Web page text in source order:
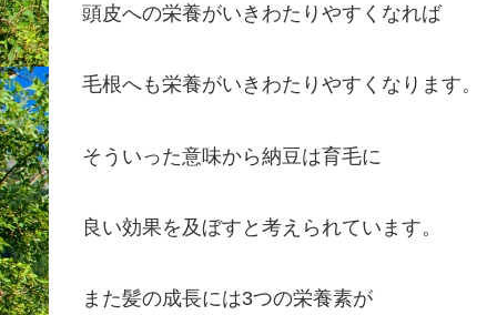
頭皮への栄養がいきわたりやすくなれば
毛根へも栄養がいきわたりやすくなります。
そういった意味から納豆は育毛に
良い効果を及ぼすと考えられています。
また髪の成長には3つの栄養素が